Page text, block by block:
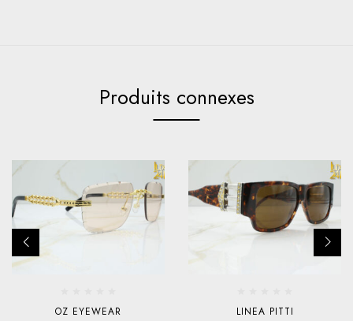
Produits connexes
OZ EYEWEAR LINEA PITTI